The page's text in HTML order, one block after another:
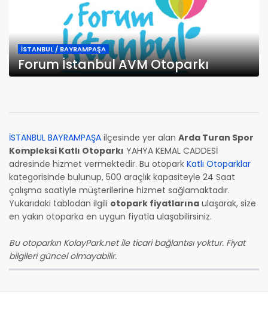
İSTANBUL / BAYRAMPAŞA
Forum İstanbul AVM Otoparkı
İSTANBUL BAYRAMPAŞA ilçesinde yer alan Arda Turan Spor
Kompleksi Katlı Otoparkı YAHYA KEMAL CADDESİ
adresinde hizmet vermektedir. Bu otopark Katlı Otoparklar
kategorisinde bulunup, 500 araçlık kapasiteyle 24 Saat
çalışma saatiyle müşterilerine hizmet sağlamaktadır.
Yukarıdaki tablodan ilgili otopark fiyatlarına ulaşarak, size
en yakın otoparka en uygun fiyatla ulaşabilirsiniz.
Bu otoparkın KolayPark.net ile ticari bağlantısı yoktur. Fiyat
bilgileri güncel olmayabilir.